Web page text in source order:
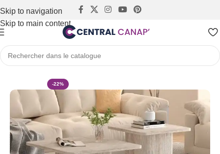
Skip to navigation
Skip to main content
Accueil Tables Tables Basses
-22%